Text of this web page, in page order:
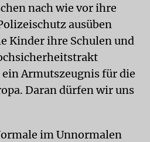
nach wie vor ihre
ausüben
Kinder ihre Schulen und
Armutszeugnis für die
Daran dürfen wir uns
im Unnormalen